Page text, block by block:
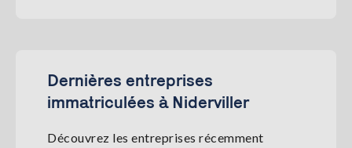
Dernières entreprises
immatriculées à Niderviller
Découvrez les entreprises récemment